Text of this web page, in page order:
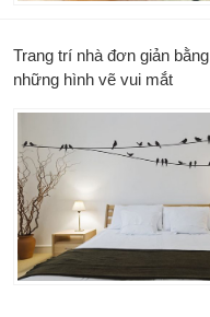
Trang trí nhà đơn giản bằng
những hình vẽ vui mắt